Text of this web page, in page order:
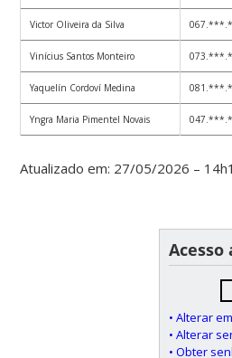
Victor Oliveira da Silva
Vinícius Santos Monteiro
Yaquelín Cordoví Medina
Yngra Maria Pimentel Novais
Atualizado em: 27/05/2026 –
Acesso
• Alterar
• Alterar
• Obter